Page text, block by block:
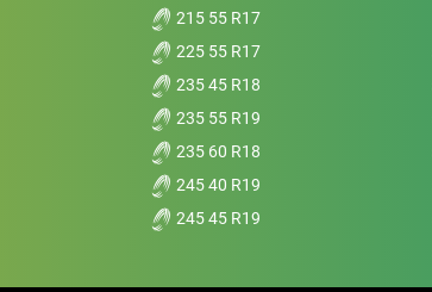
215 55 R17
225 55 R17
235 45 R18
235 55 R19
235 60 R18
245 40 R19
245 45 R19